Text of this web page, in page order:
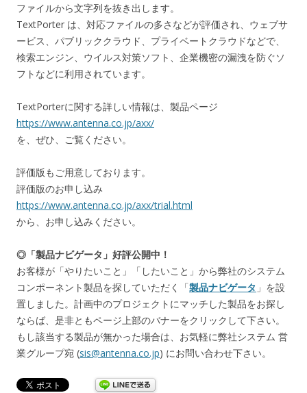
ファイルから文字列を抜き出します。
TextPorter は、対応ファイルの多さなどが評価され、ウェブサ
ービス、パブリッククラウド、プライベートクラウドなどで、
検索エンジン、ウイルス対策ソフト、企業機密の漏洩を防ぐソ
フトなどに利用されています。
TextPorterに関する詳しい情報は、製品ページ
https://www.antenna.co.jp/axx/
を、ぜひ、ご覧ください。
評価版もご用意しております。
評価版のお申し込み
https://www.antenna.co.jp/axx/trial.html
から、お申し込みください。
◎「製品ナビゲータ」好評公開中！
お客様が「やりたいこと」「したいこと」から弊社のシステム
コンポーネント製品を探していただく「製品ナビゲータ 」を設
置しました。計画中のプロジェクトにマッチした製品をお探し
ならば、是非ともページ上部のバナーをクリックして下さい。
もし該当する製品が無かった場合は、お気軽に弊社システム 営
業グループ宛 (sis@antenna.co.jp) にお問い合わせ下さい。